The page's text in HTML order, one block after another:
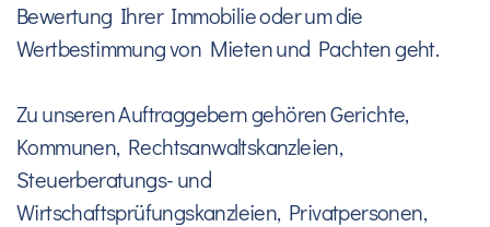
Bewertung Ihrer Immobilie oder um die
Wertbestimmung von Mieten und Pachten geht.
Zu unseren Auftraggebern gehören Gerichte,
Kommunen, Rechtsanwaltskanzleien,
Steuerberatungs- und
Wirtschaftsprüfungskanzleien, Privatpersonen,